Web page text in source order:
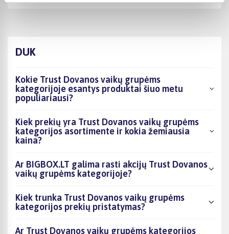
DUK
Kokie Trust Dovanos vaikų grupėms
kategorijoje esantys produktai šiuo metu
populiariausi?
Kiek prekių yra Trust Dovanos vaikų grupėms
kategorijos asortimente ir kokia žemiausia
kaina?
Ar BIGBOX.LT galima rasti akcijų Trust Dovanos
vaikų grupėms kategorijoje?
Kiek trunka Trust Dovanos vaikų grupėms
kategorijos prekių pristatymas?
Ar Trust Dovanos vaikų grupėms kategorijos